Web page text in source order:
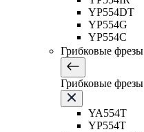
YP554DT
YP554G
YP554C
Грибковые фрезы
Грибковые фрезы
YA554T
YP554T